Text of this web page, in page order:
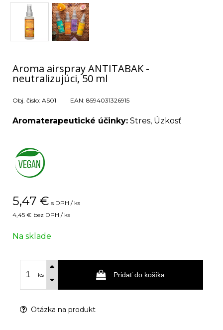
Aroma airspray ANTITABAK -
neutralizujúci, 50 ml
Obj. čislo: AS01 EAN: 8594031326915
Aromaterapeutické účinky: Stres, Úzkosť
5,47 € s DPH / ks
4,45 € bez DPH / ks
Na sklade
ks Pridať do košíka
Otázka na produkt